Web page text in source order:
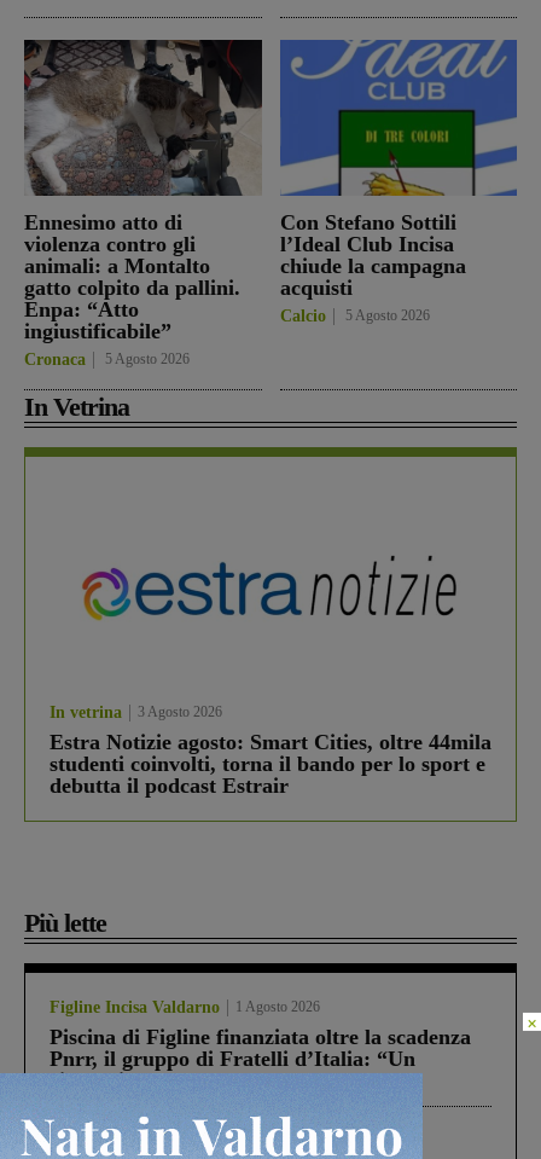
Ennesimo atto di
violenza contro gli
animali: a Montalto
gatto colpito da pallini.
Enpa: “Atto
ingiustificabile”
Cronaca 5 Agosto 2026
Con Stefano Sottili
l’Ideal Club Incisa
chiude la campagna
acquisti
Calcio 5 Agosto 2026
In Vetrina
In vetrina 3 Agosto 2026
Estra Notizie agosto: Smart Cities, oltre 44mila
studenti coinvolti, torna il bando per lo sport e
debutta il podcast Estrair
Più lette
Figline Incisa Valdarno 1 Agosto 2026
Piscina di Figline finanziata oltre la scadenza
Pnrr, il gruppo di Fratelli d’Italia: “Un
ringraziamento al Governo”
Cronaca 4 Agosto 2026
×